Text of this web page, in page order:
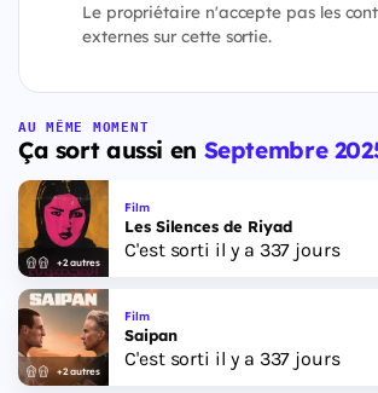
Le propriétaire n'accepte pas les
externes sur cette sortie.
AU MÊME MOMENT
Ça sort aussi en Septembre
+2 autres
Film
Les Silences de Riyad
C'est sorti il y a 337 jours
+2 autres
Film
Saipan
C'est sorti il y a 337 jours